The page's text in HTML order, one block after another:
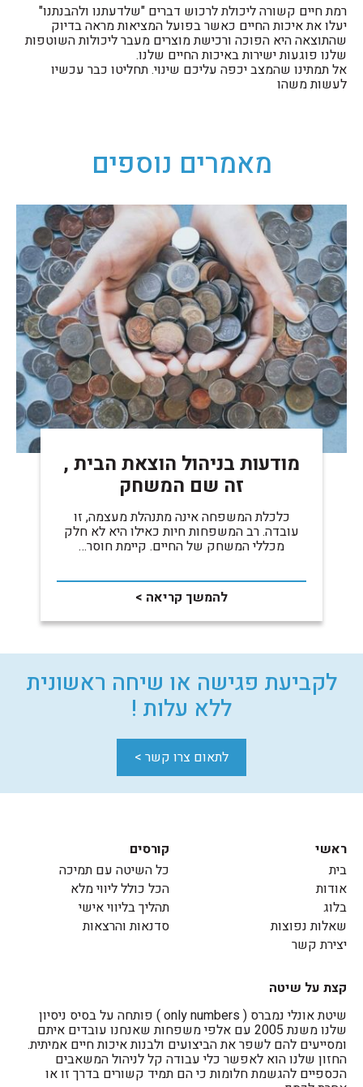
רמת חיים קשורה ליכולת לרכוש דברים "שלדעתנו ולהבנתנו"
יעלו את איכות החיים כאשר בפועל המציאות מראה בדיוק
שהתוצאה היא הפוכה ורכישת מוצרים מעבר ליכולות השוטפות
שלנו פוגעות ישירות באיכות החיים שלנו.
אל תמתינו שהמצב יכפה עליכם שינוי. תחליטו כבר עכשיו
לעשות משהו
מאמרים נוספים
מודעות בניהול הוצאת הבית ,
זה שם המשחק
כלכלת המשפחה אינה מתנהלת מעצמה, זו
עובדה. רב המשפחות חיות כאילו היא לא חלק
מכללי המשחק של החיים. קיימת חוסר…
להמשך קריאה >
לקביעת פגישה או שיחה ראשונית
ללא עלות !
לתאום צרו קשר >
ראשי
בית
אודות
בלוג
שאלות נפוצות
יצירת קשר
קורסים
כל השיטה עם תמיכה
הכל כולל ליווי מלא
תהליך בליווי אישי
סדנאות והרצאות
קצת על שיטה
שיטת אונלי נמברס ( only numbers ) פותחה על בסיס ניסיון
שלנו משנת 2005 עם אלפי משפחות שאנחנו עובדים איתם
ומסייעים להם לשפר את הביצועים ולבנות איכות חיים אמיתית.
החזון שלנו הוא לאפשר כלי עבודה קל לניהול המשאבים
הכספיים להגשמת חלומות כי הם תמיד קשורים בדרך זו או